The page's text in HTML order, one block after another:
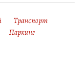
Транспорт
Паркинг